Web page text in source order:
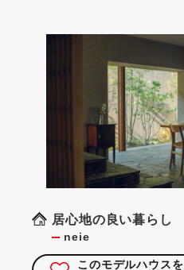
居心地の良い暮らし
neie
このモデルハウスを